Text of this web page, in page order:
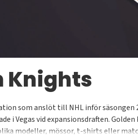
Knights
som anslöt till NHL inför
i Vegas vid expansionsdraften.
modeller, mössor, t-shirts eller